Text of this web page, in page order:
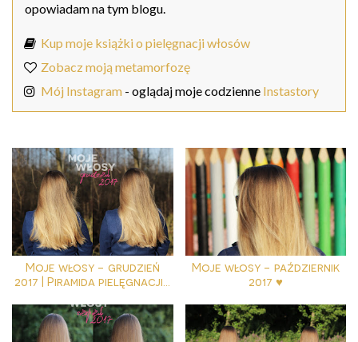
opowiadam na tym blogu.
Kup moje książki o pielęgnacji włosów
Zobacz moją metamorfozę
Mój Instagram - oglądaj moje codzienne Instastory
Moje włosy - grudzień
2017 | Piramida pielęgnacji...
Moje włosy - październik
2017 ♥